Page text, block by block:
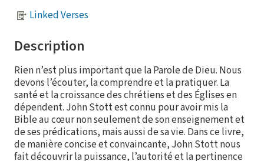
Linked Verses
Description
Rien n’est plus important que la Parole de Dieu. Nous
devons l’écouter, la comprendre et la pratiquer. La
santé et la croissance des chrétiens et des Églises en
dépendent. John Stott est connu pour avoir mis la
Bible au cœur non seulement de son enseignement et
de ses prédications, mais aussi de sa vie. Dans ce livre,
de manière concise et convaincante, John Stott nous
fait découvrir la puissance, l’autorité et la pertinence